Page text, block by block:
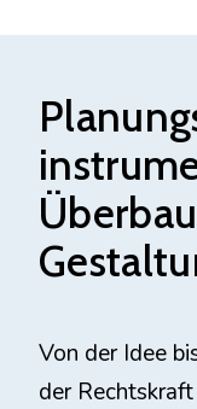
Von der Idee
der